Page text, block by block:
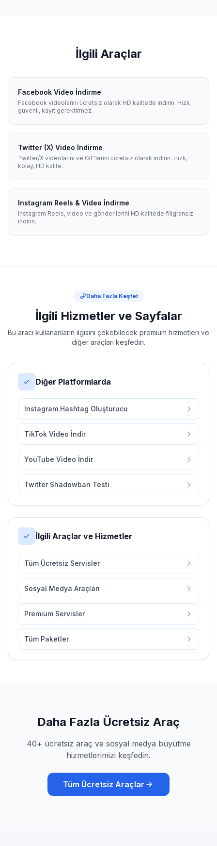
İlgili Araçlar
Facebook Video İndirme
Facebook videolarını ücretsiz olarak HD kalitede indirin. Hızlı,
güvenli, kayıt gerektirmez.
Twitter (X) Video İndirme
Twitter/X videolarını ve GIF'lerini ücretsiz olarak indirin. Hızlı,
kolay, HD kalite.
Instagram Reels & Video İndirme
Instagram Reels, video ve gönderilerini HD kalitede filigransız
indirin.
Daha Fazla Keşfet
İlgili Hizmetler ve Sayfalar
Bu aracı kullananların ilgisini çekebilecek premium hizmetleri ve
diğer araçları keşfedin.
Diğer Platformlarda
Instagram Hashtag Oluşturucu
TikTok Video İndir
YouTube Video İndir
Twitter Shadowban Testi
İlgili Araçlar ve Hizmetler
Tüm Ücretsiz Servisler
Sosyal Medya Araçları
Premium Servisler
Tüm Paketler
Daha Fazla Ücretsiz Araç
40+ ücretsiz araç ve sosyal medya büyütme
hizmetlerimizi keşfedin.
Tüm Ücretsiz Araçlar